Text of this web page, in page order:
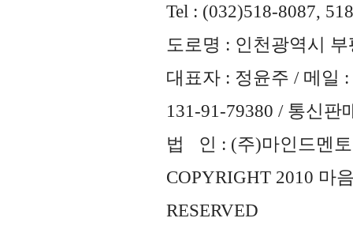
Tel : (032)518-8087,
도로명 : 인천광역시
대표자 : 정윤주 / 메일 :
131-91-79380 / 통신판
법 인 : (주)마인드멘토
COPYRIGHT 2010 마
RESERVED